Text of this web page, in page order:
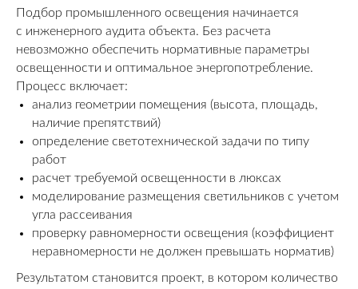
Подбор промышленного освещения начинается
с инженерного аудита объекта. Без расчета
невозможно обеспечить нормативные параметры
освещенности и оптимальное энергопотребление.
Процесс включает:
анализ геометрии помещения (высота, площадь,
наличие препятствий)
определение светотехнической задачи по типу
работ
расчет требуемой освещенности в люксах
моделирование размещения светильников с учетом
угла рассеивания
проверку равномерности освещения (коэффициент
неравномерности не должен превышать норматив)
Результатом становится проект, в котором количество